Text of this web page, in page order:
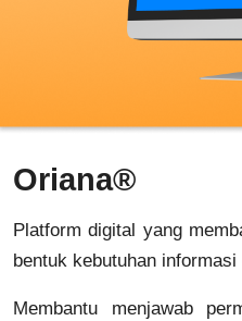
Oriana®
Platform digital yang
bentuk kebutuhan
Membantu menjawab